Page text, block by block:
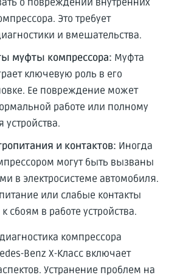
Это требует
и вмешательства.
муфты компрессора: Муфта
ключевую роль в его
Ее повреждение может
работе или полному
устройства.
и контактов: Иногда
могут быть вызваны
в электросистеме автомобиля.
или слабые контакты
сбоям в работе устройства.
компрессора
Benz X-Класс включает
Устранение проблем на